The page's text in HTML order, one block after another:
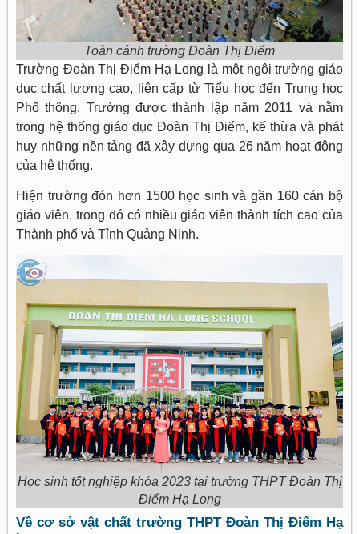
Toàn cảnh trường Đoàn Thị Điểm
Trường Đoàn Thị Điểm Hạ Long là một ngôi trường giáo
dục chất lượng cao, liên cấp từ Tiểu học đến Trung học
Phổ thông. Trường được thành lập năm 2011 và nằm
trong hệ thống giáo dục Đoàn Thị Điểm, kế thừa và phát
huy những nền tảng đã xây dựng qua 26 năm hoạt động
của hệ thống.
Hiện trường đón hơn 1500 học sinh và gần 160 cán bộ
giáo viên, trong đó có nhiều giáo viên thành tích cao của
Thành phố và Tỉnh Quảng Ninh.
Học sinh tốt nghiệp khóa 2023 tại trường THPT Đoàn Thị
Điểm Hạ Long
Về cơ sở vật chất trường THPT Đoàn Thị Điểm Hạ